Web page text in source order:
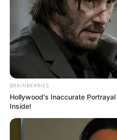
This Video Always Makes
And Watch Again
BUZZDAY
BRAINBERRIES
Hollywood's Inaccurate
Inside!